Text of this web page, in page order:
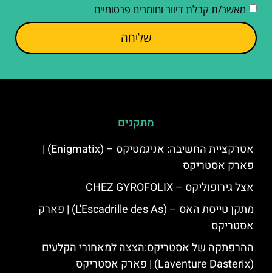
מאשר/ת קבלת דיוור וחומרים פרסומיים
שליחה
מתקנים
אטרקציית החשיבה: אניגמטיקס – (Enigmatix) |
פארק אסטריקס
אצל גירופוליקס – CHEZ GYROFOLIX
מתקן טייסת האס – (L'Escadrille des As) | פארק
אסטריקס
ההרפתקה של אסטריקס:הצצה למאחורי הקלעים
(Laventure Dasterix) | פארק אסטריקס